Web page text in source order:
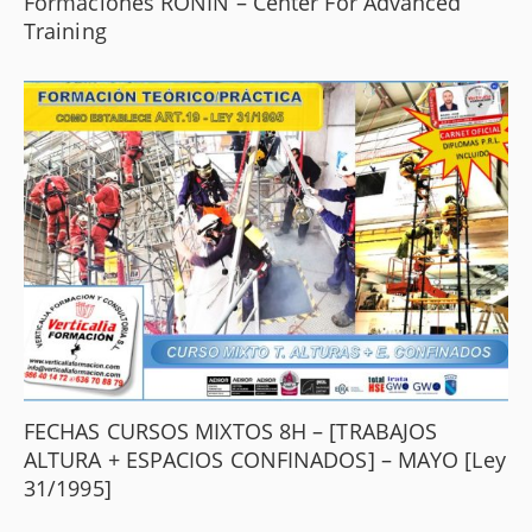
Training
FECHAS CURSOS MIXTOS 8H – [TRABAJOS
ALTURA + ESPACIOS CONFINADOS] – MAYO [Ley
31/1995]